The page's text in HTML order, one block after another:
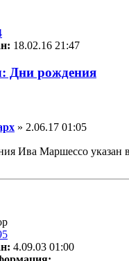
18.02.16 21:47
Дни рождения
» 2.06.17 01:05
Ива Маршессо указан в
4.09.03 01:00